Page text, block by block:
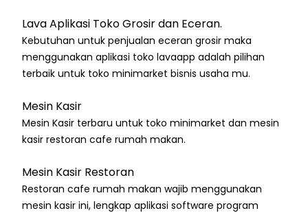
Lava Aplikasi Toko Grosir dan Eceran.
Kebutuhan untuk penjualan eceran grosir maka
menggunakan aplikasi toko lavaapp adalah pilihan
terbaik untuk toko minimarket bisnis usaha mu.
Mesin Kasir
Mesin Kasir terbaru untuk toko minimarket dan mesin
kasir restoran cafe rumah makan.
Mesin Kasir Restoran
Restoran cafe rumah makan wajib menggunakan
mesin kasir ini, lengkap aplikasi software program